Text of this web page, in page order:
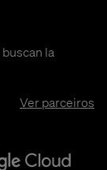
la
Ver parceiros